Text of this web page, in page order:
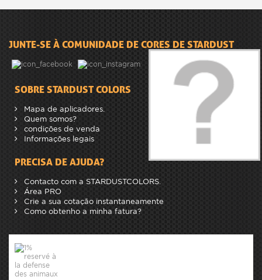
JUNTE-SE À COMUNIDADE DE CORES DE STARDUST
SOBRE STARDUST COLORS
Mapa de aplicadores.
Quem somos?
condições de venda
Informações legais
PRECISA DE AJUDA?
Contacto com a STARDUSTCOLORS.
Área PRO
Crie a sua cotação instantaneamente
Como obtenho a minha fatura?